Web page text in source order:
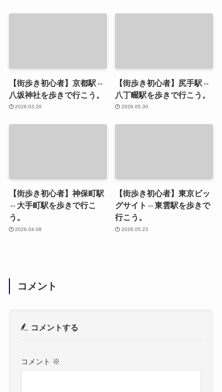
【街歩き初心者】京都駅⇔
八坂神社を歩きで行こう。
2026.03.20
【街歩き初心者】尻手駅⇔
八丁畷駅を歩きで行こう。
2026.05.30
【街歩き初心者】神保町駅
⇔大手町駅を歩きで行こ
う。
2026.04.08
【街歩き初心者】東京ビッ
グサイト⇔東雲駅を歩きで
行こう。
2026.05.23
コメント
コメントする
コメント ※